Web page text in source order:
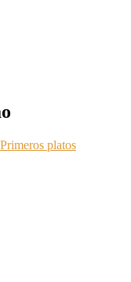
Primeros platos